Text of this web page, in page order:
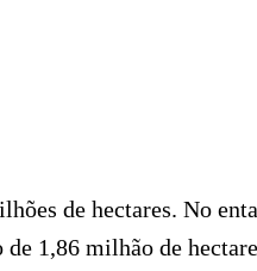
de hectares. No
1,86 milhão de